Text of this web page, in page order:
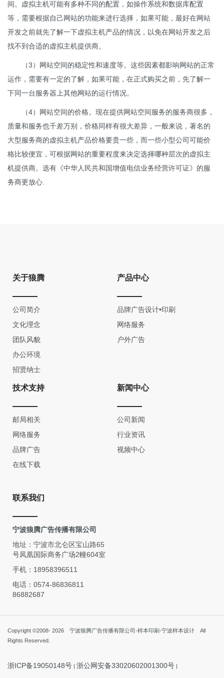
间。虚拟主机可能有多种不同的配置，如操作系统和数据库配置
等，需要根据自己网站的功能来进行选择，如果可能，最好在网站
开发之前就先了解一下虚拟主机产品的情况，以免在网站开发之后
找不到合适的虚拟主机提供商。
（3）网站空间的稳定性和速度等。这些因素都影响网站的正常
运作，需要有一定的了解，如果可能，在正式购买之前，先了解一
下同一台服务器上其他网站的运行情况。
（4）网站空间的价格。现在提供网站空间服务的服务商很多，
质量和服务也千差万别，价格同样有很大差异，一般来说，著名的
大型服务商的虚拟主机产品价格要贵一些，而一些小型公司可能价
格比较便宜，可根据网站的重要程度来决定选择哪种层次的虚拟主
机提供商。选有《中华人民共和国增值电信业务经营许可证》的服
务商更放心.
关于狼腾
公司简介
文化理念
团队风貌
办公环境
招贤纳士
产品中心
品牌广告设计•印刷
网络服务
户外广告
技术支持
邮局相关
网络服务
品牌广告
在线下载
新闻中心
公司新闻
行业资讯
视频中心
联系我们
宁波狼腾广告传播有限公司
地址：宁波市北仑区宝山路65
号凤凰国际商务广场2幢604室
手机：18958396511
电话：0574-86836811
86882687
网址：www.nblangteng.cn
Copyright ©2008- 2026 宁波狼腾广告传播有限公司-样本印刷-宁波样本设计 All
Rights Reserved.
浙ICP备19050148号 | 浙公网安备33020602001300号 |